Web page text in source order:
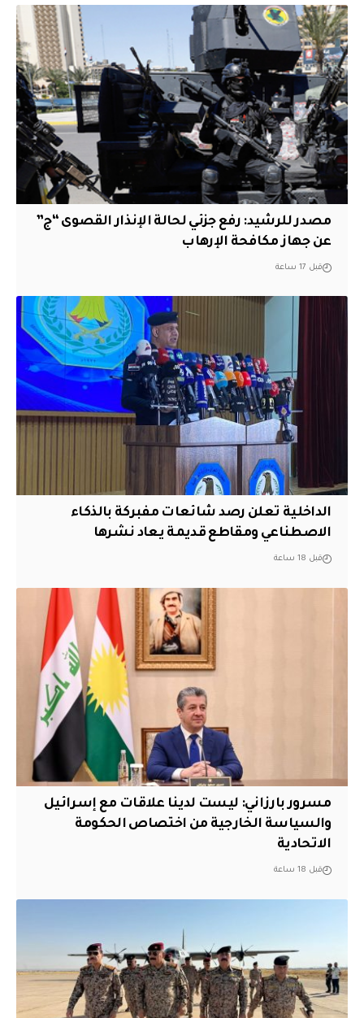
مصدر للرشيد: رفع جزئي لحالة الإنذار القصوى “ج”
عن جهاز مكافحة الإرهاب
قبل 17 ساعة
الداخلية تعلن رصد شائعات مفبركة بالذكاء
الاصطناعي ومقاطع قديمة يعاد نشرها
قبل 18 ساعة
مسرور بارزاني: ليست لدينا علاقات مع إسرائيل
والسياسة الخارجية من اختصاص الحكومة
الاتحادية
قبل 18 ساعة